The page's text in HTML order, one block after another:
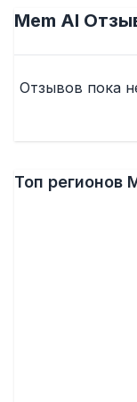
Mem AI
Отзывов пока
Топ регионов